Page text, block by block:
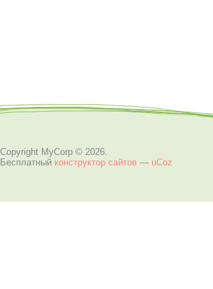
Copyright MyCorp © 2026
Бесплатный конструктор сайтов — uCoz